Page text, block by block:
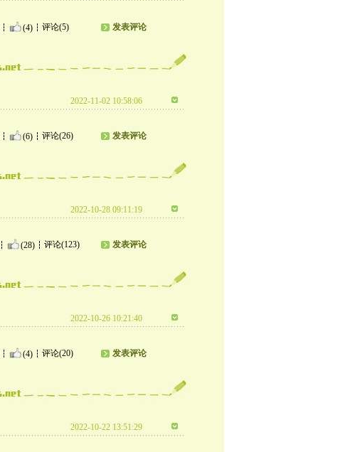
(4) 评论(5) 发表评论
2022-11-02 10:58:06
(6) 评论(26) 发表评论
2022-10-28 09:11:19
(28) 评论(123) 发表评论
2022-10-26 10:21:40
(4) 评论(20) 发表评论
2022-10-22 13:51:29